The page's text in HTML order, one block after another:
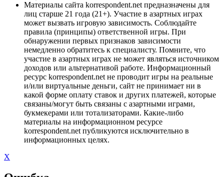
Материалы сайта korrespondent.net предназначены для
лиц старше 21 года (21+). Участие в азартных играх
может вызвать игровую зависимость. Соблюдайте
правила (принципы) ответственной игры. При
обнаружении первых признаков зависимости
немедленно обратитесь к специалисту. Помните, что
участие в азартных играх не может являться источником
доходов или альтернативой работе. Информационный
ресурс korrespondent.net не проводит игры на реальные
и/или виртуальные деньги, сайт не принимает ни в
какой форме оплату ставок и других платежей, которые
связаны/могут быть связаны с азартными играми,
букмекерами или тотализаторами. Какие-либо
материалы на информационном ресурсе
korrespondent.net публикуются исключительно в
информационных целях.
X